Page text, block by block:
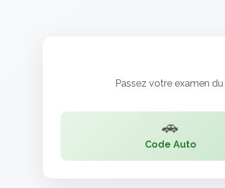
Passez votre examen
🚗
Code Auto